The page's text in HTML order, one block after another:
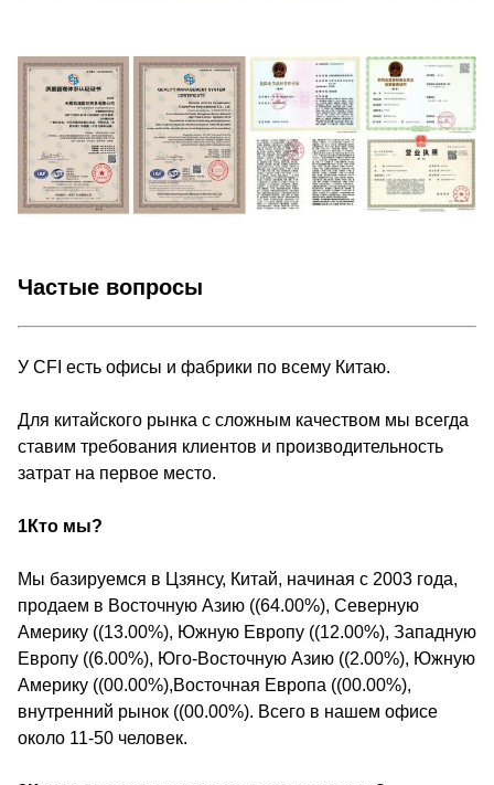
Частые вопросы
У CFI есть офисы и фабрики по всему Китаю.
Для китайского рынка с сложным качеством мы всегда
ставим требования клиентов и производительность
затрат на первое место.
1Кто мы?
Мы базируемся в Цзянсу, Китай, начиная с 2003 года,
продаем в Восточную Азию ((64.00%), Северную
Америку ((13.00%), Южную Европу ((12.00%), Западную
Европу ((6.00%), Юго-Восточную Азию ((2.00%), Южную
Америку ((00.00%),Восточная Европа ((00.00%),
внутренний рынок ((00.00%). Всего в нашем офисе
около 11-50 человек.